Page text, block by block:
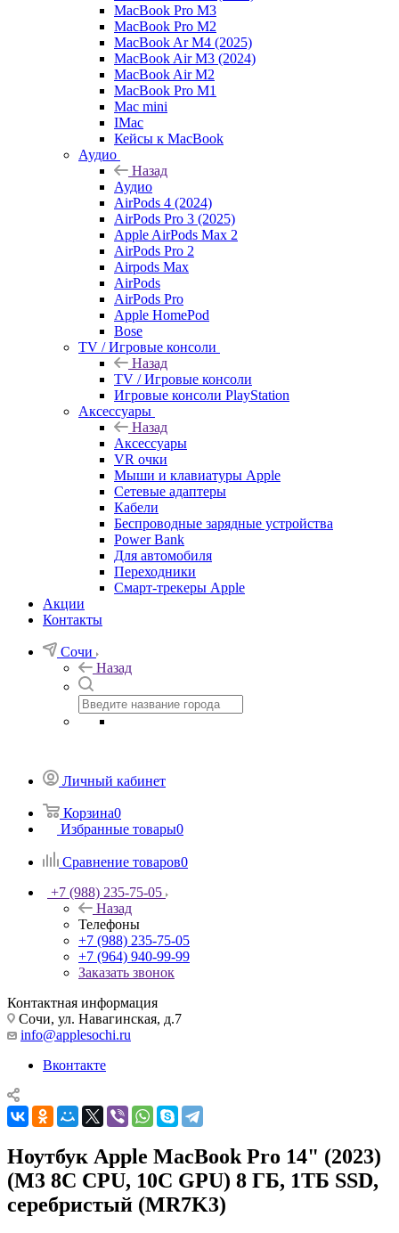
MacBook Pro M3
MacBook Pro M2
MacBook Ar M4 (2025)
MacBook Air M3 (2024)
MacBook Air M2
MacBook Pro M1
Mac mini
IMac
Кейсы к MacBook
Аудио
Назад
Аудио
AirPods 4 (2024)
AirPods Pro 3 (2025)
Apple AirPods Max 2
AirPods Pro 2
Airpods Max
AirPods
AirPods Pro
Apple HomePod
Bose
TV / Игровые консоли
Назад
TV / Игровые консоли
Игровые консоли PlayStation
Аксессуары
Назад
Аксессуары
VR очки
Мыши и клавиатуры Apple
Сетевые адаптеры
Кабели
Беспроводные зарядные устройства
Power Bank
Для автомобиля
Переходники
Смарт-трекеры Apple
Акции
Контакты
Сочи
Назад
Личный кабинет
Корзина0
Избранные товары0
Сравнение товаров0
+7 (988) 235-75-05
Назад
Телефоны
+7 (988) 235-75-05
+7 (964) 940-99-99
Заказать звонок
Контактная информация
Сочи, ул. Навагинская, д.7
info@applesochi.ru
Вконтакте
Ноутбук Apple MacBook Pro 14" (2023)
(M3 8C CPU, 10C GPU) 8 ГБ, 1TБ SSD,
серебристый (MR7K3)